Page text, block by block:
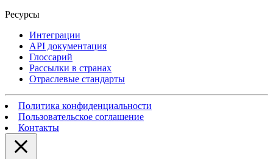
Ресурсы
Интеграции
API документация
Глоссарий
Рассылки в странах
Отраслевые стандарты
Политика конфиденциальности
Пользовательское соглашение
Контакты